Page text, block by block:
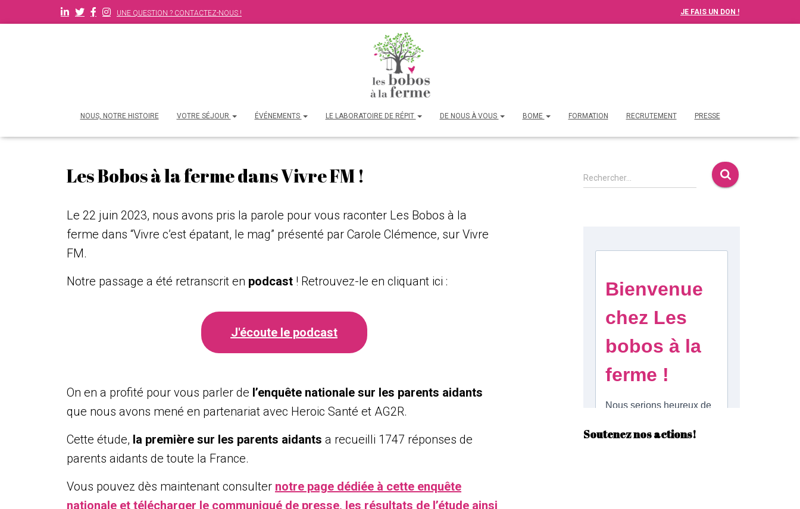
JE FAIS UN DON !
UNE QUESTION ? CONTACTEZ-NOUS !
NOUS, NOTRE HISTOIRE VOTRE SÉJOUR ÉVÉNEMENTS LE LABORATOIRE DE RÉPIT DE NOUS À VOUS BOME FORMATION RECRUTEMENT PRESSE
Les Bobos à la ferme dans Vivre FM !
Le 22 juin 2023, nous avons pris la parole pour vous raconter Les Bobos à la
ferme dans “Vivre c’est épatant, le mag” présenté par Carole Clémence, sur Vivre
FM.
Notre passage a été retranscrit en podcast ! Retrouvez-le en cliquant ici :
J'écoute le podcast
On en a profité pour vous parler de l’enquête nationale sur les parents aidants
que nous avons mené en partenariat avec Heroic Santé et AG2R.
Cette étude, la première sur les parents aidants a recueilli 1747 réponses de
parents aidants de toute la France.
Vous pouvez dès maintenant consulter notre page dédiée à cette enquête
nationale et télécharger le communiqué de presse, les résultats de l’étude ainsi
Rechercher…
Soutenez nos actions!